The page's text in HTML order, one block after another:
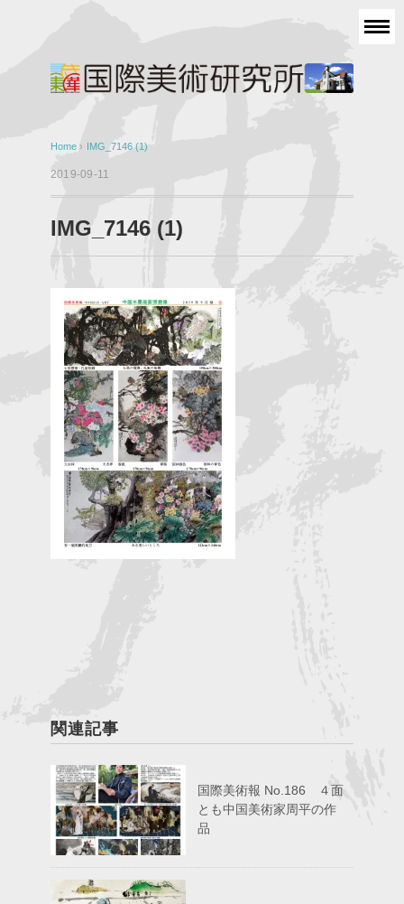
Home › IMG_7146 (1)
2019-09-11
IMG_7146 (1)
関連記事
国際美術報 No.186 ４面
とも中国美術家周平の作
品